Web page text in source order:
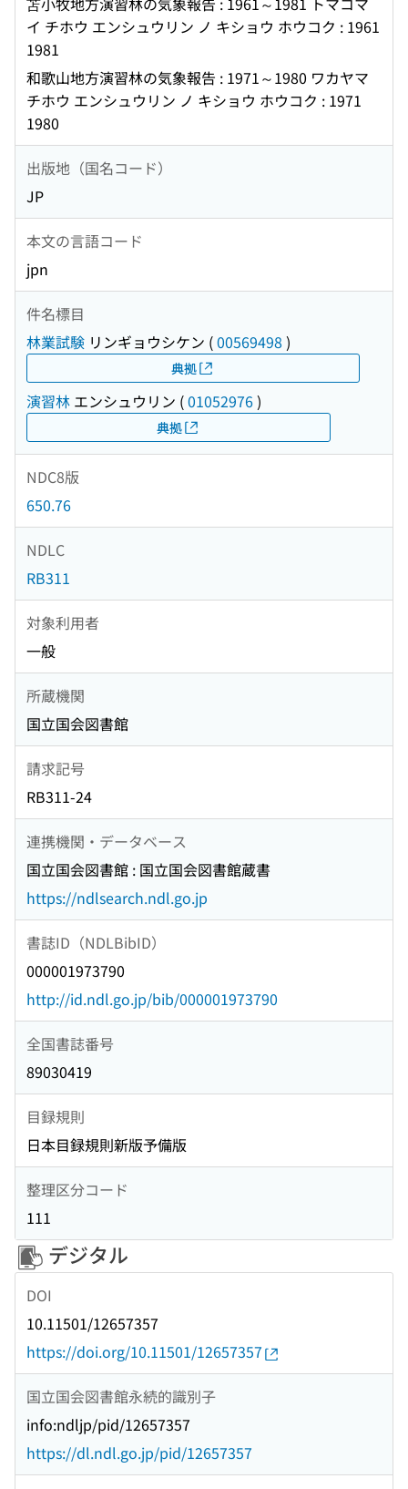
イ チホウ エンシュウリン ノ キショウ ホウコク : 1961
1981
和歌山地方演習林の気象報告 : 1971～1980 ワカヤマ
チホウ エンシュウリン ノ キショウ ホウコク : 1971
1980
出版地（国名コード）
JP
本文の言語コード
jpn
件名標目
林業試験 リンギョウシケン (00569498 )
典拠
演習林 エンシュウリン (01052976)
典拠
NDC8版
650.76
NDLC
RB311
対象利用者
一般
所蔵機関
国立国会図書館
請求記号
RB311-24
連携機関・データベース
国立国会図書館 : 国立国会図書館蔵書
https://ndlsearch.ndl.go.jp
書誌ID（NDLBibID）
000001973790
http://id.ndl.go.jp/bib/000001973790
全国書誌番号
89030419
目録規則
日本目録規則新版予備版
整理区分コード
111
デジタル
DOI
10.11501/12657357
https://doi.org/10.11501/12657357
国立国会図書館永続的識別子
info:ndljp/pid/12657357
https://dl.ndl.go.jp/pid/12657357